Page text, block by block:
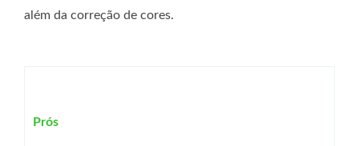
além da correção de cores.
Prós